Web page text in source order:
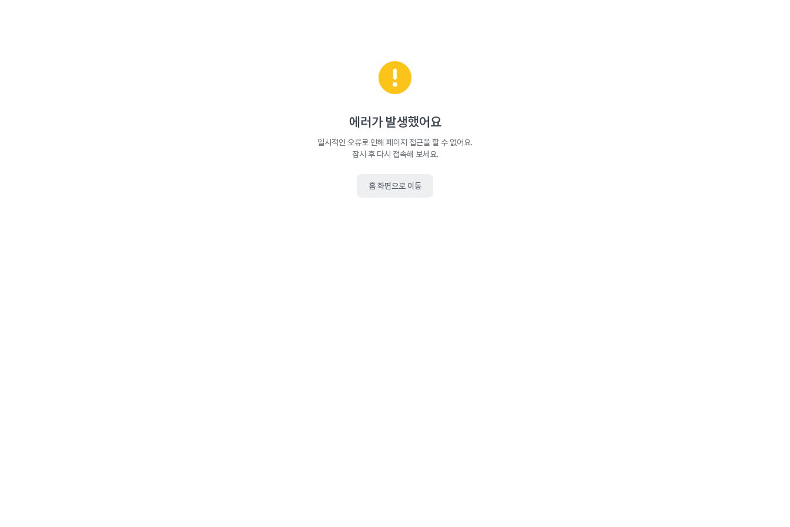
에러가 발생했어요
일시적인 오류로 인해 페이지 접근을 할 수 없어요.
잠시 후 다시 접속해 보세요.
홈 화면으로 이동